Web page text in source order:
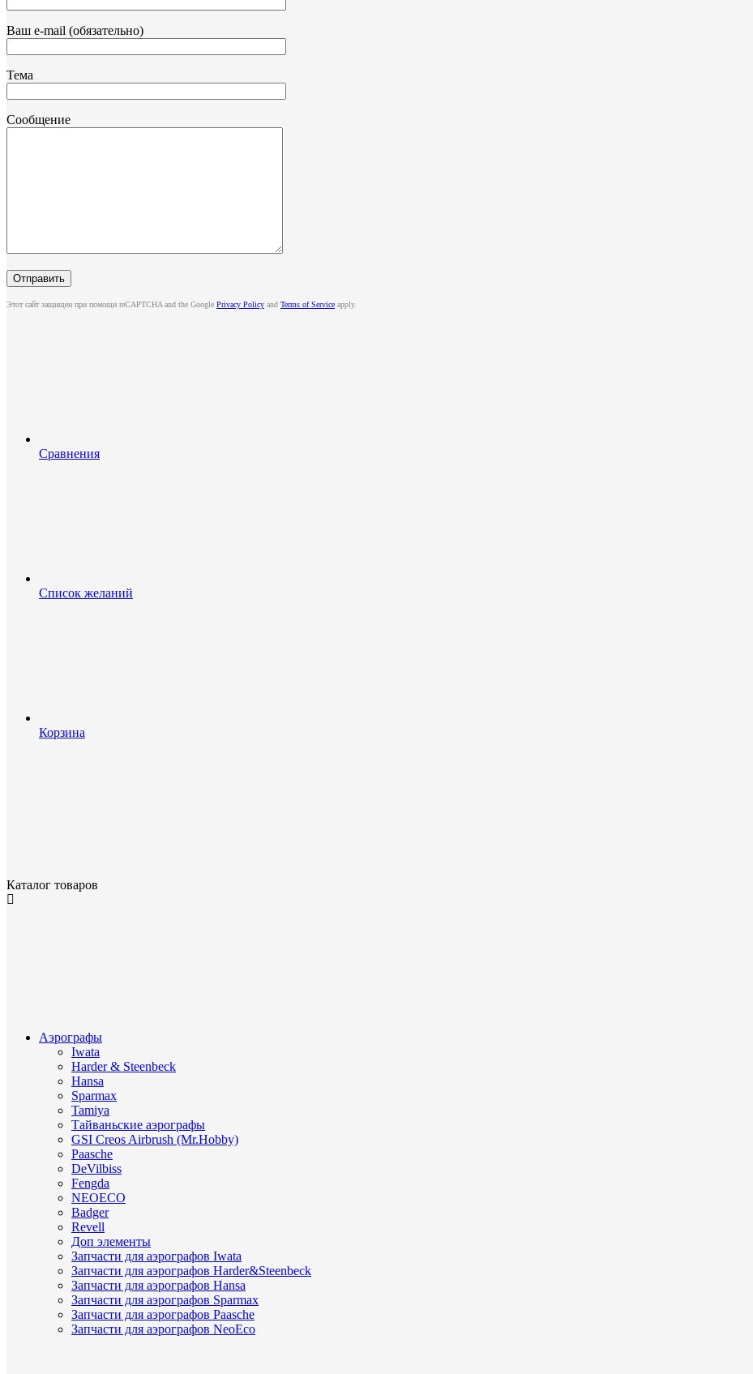
Ваш e-mail (обязательно)
Тема
Сообщение
Этот сайт защищен при помощи reCAPTCHA and the Google Privacy Policy and Terms of Service apply.
Сравнения
Список желаний
Корзина
Каталог товаров
Аэрографы
Iwata
Harder & Steenbeck
Hansa
Sparmax
Tamiya
Тайваньские аэрографы
GSI Creos Airbrush (Mr.Hobby)
Paasche
DeVilbiss
Fengda
NEOECO
Badger
Revell
Доп элементы
Запчасти для аэрографов Iwata
Запчасти для аэрографов Harder&Steenbeck
Запчасти для аэрографов Hansa
Запчасти для аэрографов Sparmax
Запчасти для аэрографов Paasche
Запчасти для аэрографов NeoEco